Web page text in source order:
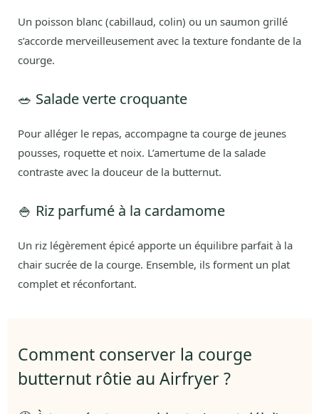
Un poisson blanc (cabillaud, colin) ou un saumon grillé
s’accorde merveilleusement avec la texture fondante de la
courge.
🥗 Salade verte croquante
Pour alléger le repas, accompagne ta courge de jeunes
pousses, roquette et noix. L’amertume de la salade
contraste avec la douceur de la butternut.
🍚 Riz parfumé à la cardamome
Un riz légèrement épicé apporte un équilibre parfait à la
chair sucrée de la courge. Ensemble, ils forment un plat
complet et réconfortant.
Comment conserver la courge
butternut rôtie au Airfryer ?